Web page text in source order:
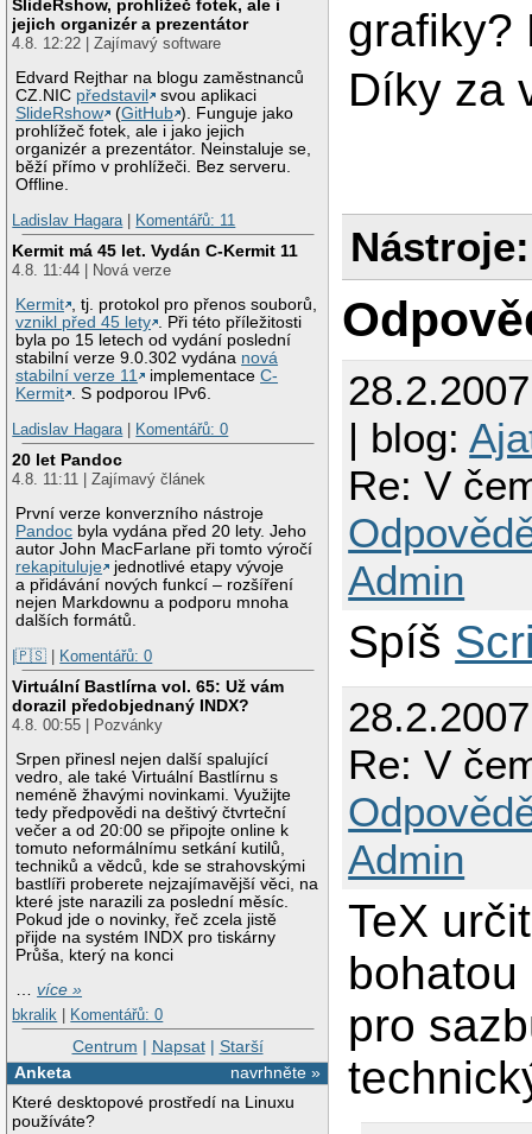
SlideRshow, prohlížeč fotek, ale i
jejich organizér a prezentátor
4.8. 12:22 | Zajímavý software
Edvard Rejthar na blogu zaměstnanců
CZ.NIC představil
svou aplikaci
SlideRshow
(GitHub ). Funguje jako
prohlížeč fotek, ale i jako jejich
organizér a prezentátor. Neinstaluje se,
běží přímo v prohlížeči. Bez serveru.
Offline.
Ladislav Hagara | Komentářů: 11
Kermit má 45 let. Vydán C-Kermit 11
4.8. 11:44 | Nová verze
Kermit
, tj. protokol pro přenos souborů,
vznikl před 45 lety
. Při této příležitosti
byla po 15 letech od vydání poslední
stabilní verze 9.0.302 vydána nová
stabilní verze 11
implementaceC-
Kermit
. S podporou IPv6.
Ladislav Hagara | Komentářů: 0
20 let Pandoc
4.8. 11:11 | Zajímavý článek
První verze konverzního nástroje
Pandoc byla vydána před 20 lety. Jeho
autor John MacFarlane při tomto výročí
rekapituluje
jednotlivé etapy vývoje
a přidávání nových funkcí – rozšíření
nejen Markdownu a podporu mnoha
dalších formátů.
|🇵🇸 | Komentářů: 0
Virtuální Bastlírna vol. 65: Už vám
dorazil předobjednaný INDX?
4.8. 00:55 | Pozvánky
Srpen přinesl nejen další spalující
vedro, ale také Virtuální Bastlírnu s
neméně žhavými novinkami. Využijte
tedy předpovědi na deštivý čtvrteční
večer a od 20:00 se připojte online k
tomuto neformálnímu setkání kutilů,
techniků a vědců, kde se strahovskými
bastlíři proberete nejzajímavější věci, na
které jste narazili za poslední měsíc.
Pokud jde o novinky, řeč zcela jistě
přijde na systém INDX pro tiskárny
Průša, který na konci
…více »
bkralik
Komentářů: 0
Centrum | Napsat| Starší
navrhněte »
Anketa
Které desktopové prostředí na Linuxu
používáte?
grafiky?
Díky za
Nástroje:
| blog:
Re: V
Admin
Spíš
Re: V
Admin
TeX
bohatou
pro